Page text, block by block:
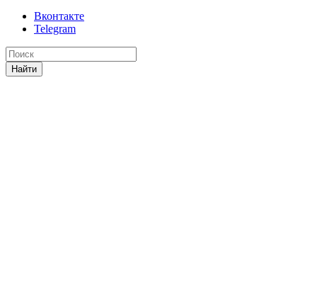
Вконтакте
Telegram
Найти